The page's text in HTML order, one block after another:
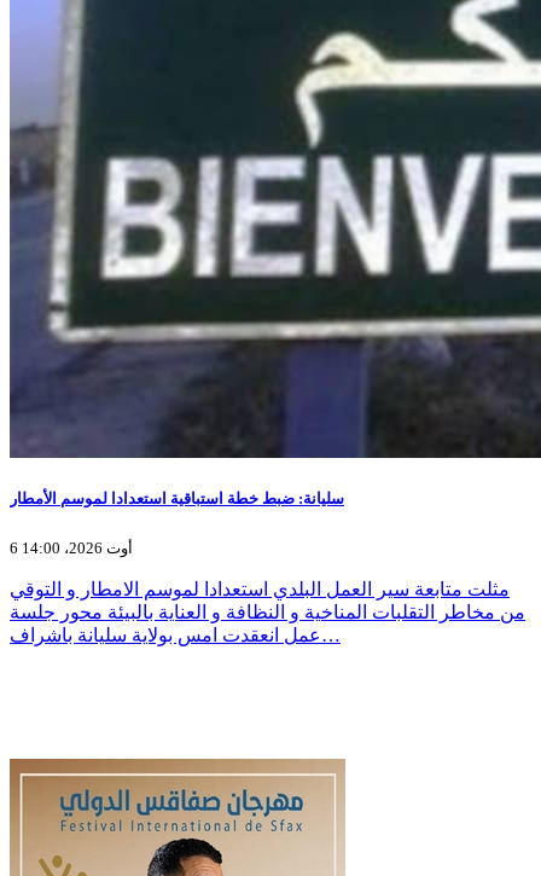
سليانة: ضبط خطة استباقية استعدادا لموسم الأمطار
6 أوت 2026، 14:00
مثلت متابعة سير العمل البلدي استعدادا لموسم الامطار و التوقي
من مخاطر التقلبات المناخية و النظافة و العناية بالبيئة محور جلسة
عمل انعقدت امس بولاية سليانة باشراف…